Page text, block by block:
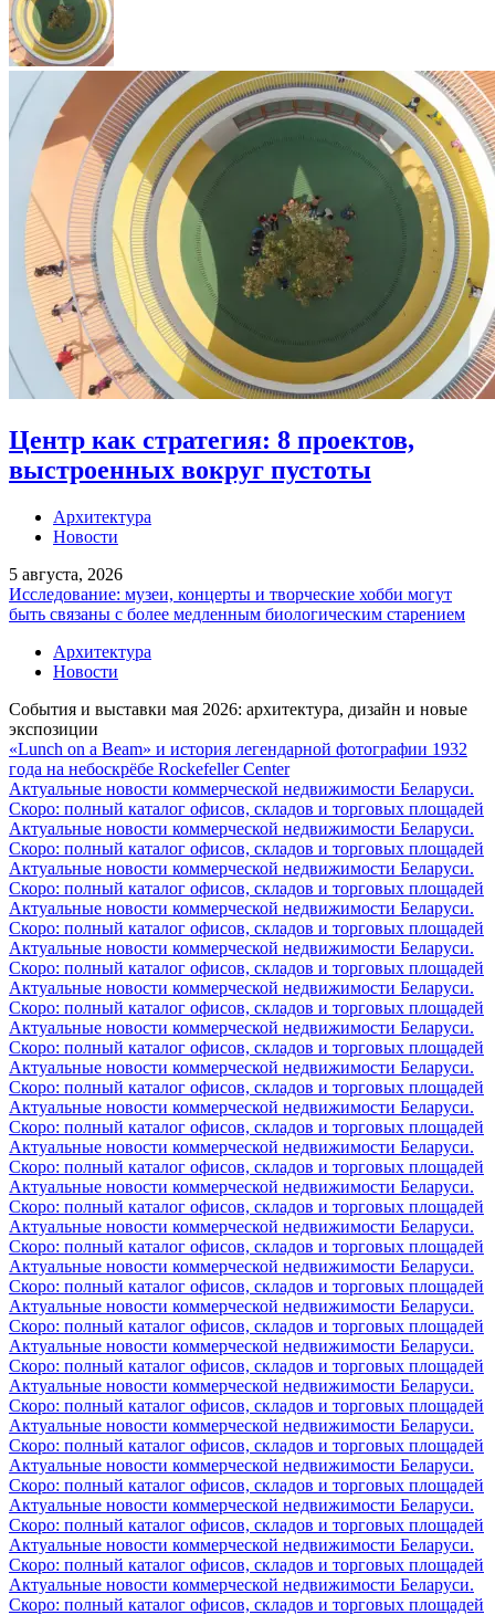
Центр как стратегия: 8 проектов,
выстроенных вокруг пустоты
Архитектура
Новости
5 августа, 2026
Исследование: музеи, концерты и творческие хобби могут
быть связаны с более медленным биологическим старением
Архитектура
Новости
События и выставки мая 2026: архитектура, дизайн и новые
экспозиции
«Lunch on a Beam» и история легендарной фотографии 1932
года на небоскрёбе Rockefeller Center
Актуальные новости коммерческой недвижимости Беларуси.
Скоро: полный каталог офисов, складов и торговых площадей
Актуальные новости коммерческой недвижимости Беларуси.
Скоро: полный каталог офисов, складов и торговых площадей
Актуальные новости коммерческой недвижимости Беларуси.
Скоро: полный каталог офисов, складов и торговых площадей
Актуальные новости коммерческой недвижимости Беларуси.
Скоро: полный каталог офисов, складов и торговых площадей
Актуальные новости коммерческой недвижимости Беларуси.
Скоро: полный каталог офисов, складов и торговых площадей
Актуальные новости коммерческой недвижимости Беларуси.
Скоро: полный каталог офисов, складов и торговых площадей
Актуальные новости коммерческой недвижимости Беларуси.
Скоро: полный каталог офисов, складов и торговых площадей
Актуальные новости коммерческой недвижимости Беларуси.
Скоро: полный каталог офисов, складов и торговых площадей
Актуальные новости коммерческой недвижимости Беларуси.
Скоро: полный каталог офисов, складов и торговых площадей
Актуальные новости коммерческой недвижимости Беларуси.
Скоро: полный каталог офисов, складов и торговых площадей
Актуальные новости коммерческой недвижимости Беларуси.
Скоро: полный каталог офисов, складов и торговых площадей
Актуальные новости коммерческой недвижимости Беларуси.
Скоро: полный каталог офисов, складов и торговых площадей
Актуальные новости коммерческой недвижимости Беларуси.
Скоро: полный каталог офисов, складов и торговых площадей
Актуальные новости коммерческой недвижимости Беларуси.
Скоро: полный каталог офисов, складов и торговых площадей
Актуальные новости коммерческой недвижимости Беларуси.
Скоро: полный каталог офисов, складов и торговых площадей
Актуальные новости коммерческой недвижимости Беларуси.
Скоро: полный каталог офисов, складов и торговых площадей
Актуальные новости коммерческой недвижимости Беларуси.
Скоро: полный каталог офисов, складов и торговых площадей
Актуальные новости коммерческой недвижимости Беларуси.
Скоро: полный каталог офисов, складов и торговых площадей
Актуальные новости коммерческой недвижимости Беларуси.
Скоро: полный каталог офисов, складов и торговых площадей
Актуальные новости коммерческой недвижимости Беларуси.
Скоро: полный каталог офисов, складов и торговых площадей
Актуальные новости коммерческой недвижимости Беларуси.
Скоро: полный каталог офисов, складов и торговых площадей